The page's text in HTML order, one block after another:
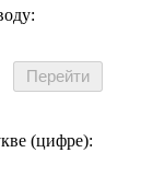
(цифре):